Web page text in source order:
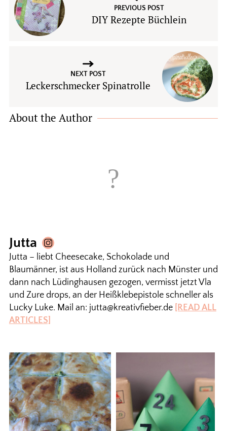
PREVIOUS POST
DIY Rezepte Büchlein
NEXT POST
Leckerschmecker Spinatrolle
About the Author
Jutta
Jutta – liebt Cheesecake, Schokolade und
Blaumänner, ist aus Holland zurück nach Münster und
dann nach Lüdinghausen gezogen, vermisst jetzt Vla
und Zure drops, an der Heißklebepistole schneller als
Lucky Luke. Mail an: jutta@kreativfieber.de [READ ALL
ARTICLES]